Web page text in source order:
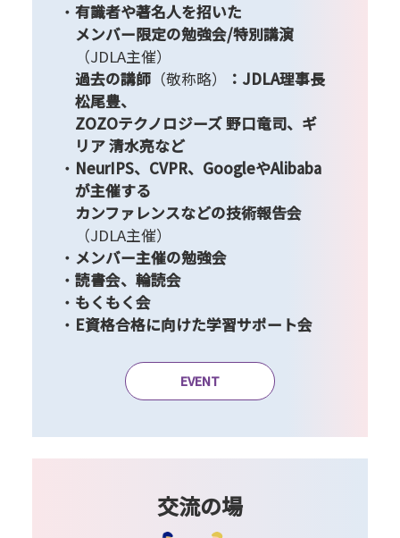
有識者や著名人を招いた
メンバー限定の勉強会/特別講演
（JDLA主催）
過去の講師（敬称略）
：JDLA理事長
松尾豊、
ZOZOテクノロジーズ 野口竜司、ギ
リア 清水亮など
NeurIPS、CVPR、GoogleやAlibaba
が主催する
カンファレンスなどの技術報告会
（JDLA主催）
メンバー主催の勉強会
読書会、輪読会
もくもく会
E資格合格に向けた学習サポート会
EVENT
交流の場